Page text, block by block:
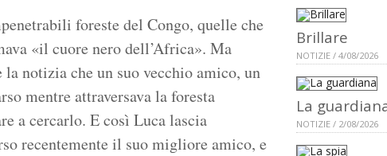
foreste del Congo, quelle che
«il cuore nero dell’Africa». Ma
notizia che un suo vecchio amico, un
mentre attraversava la foresta
a cercarlo. E così Luca lascia
recentemente il suo migliore amico, e
Brillare
NOTIZIE / 4/08/2026
La
NOTIZIE / 2/08/2026